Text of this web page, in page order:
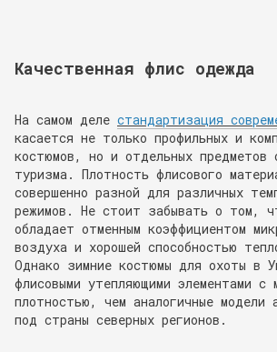
Качественная флис одежда
На самом деле стандартизация
касается не только профильных и
костюмов, но и отдельных предметов
туризма. Плотность флисового
совершенно разной для различных
режимов. Не стоит забывать о том,
обладает отменным коэффициентом
воздуха и хорошей способностью
Однако зимние костюмы для охоты в
флисовыми утепляющими элементами с
плотностью, чем аналогичные модели
под страны северных регионов.